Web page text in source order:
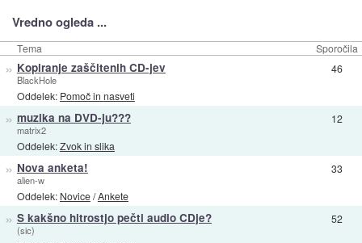
Vredno ogleda ...
Tema Sporočila
» Kopiranje zaščitenih CD-jev
BlackHole
Oddelek: Pomoč in nasveti
46
» muzika na DVD-ju???
matrix2
Oddelek:Zvok in slika
12
» Nova anketa!
alien-w
Oddelek: Novice/Ankete
33
» S kakšno hitrostjo pečti audio CDje?
(sic)
52